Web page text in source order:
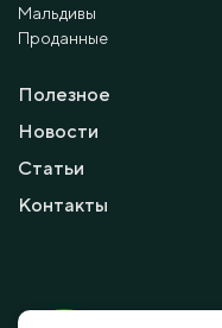
Мальдивы
Проданные
Полезное
Новости
Статьи
Контакты